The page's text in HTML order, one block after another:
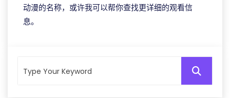
动漫的名称，或许我可以帮你查找更详细的观看信
息。